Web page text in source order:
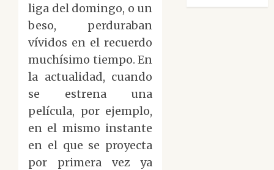
liga del domingo, o un
beso, perduraban
vívidos en el recuerdo
muchísimo tiempo. En
la actualidad, cuando
se estrena una
película, por ejemplo,
en el mismo instante
en el que se proyecta
por primera vez ya